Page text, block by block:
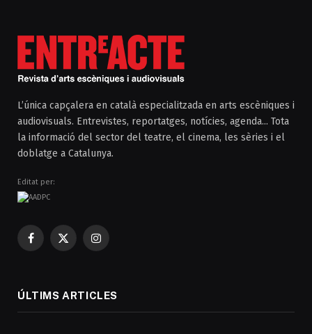
L’única capçalera en català especialitzada en arts escèniques i
audiovisuals. Entrevistes, reportatges, notícies, agenda... Tota
la informació del sector del teatre, el cinema, les sèries i el
doblatge a Catalunya.
Editat per:
Facebook
X
Instagram
ÚLTIMS ARTICLES